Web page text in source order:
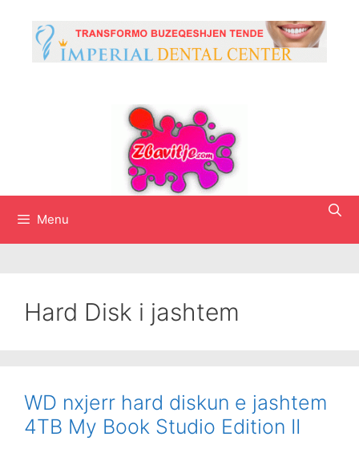
content
Menu
Hard Disk i jashtem
WD nxjerr hard diskun e jashtem
4TB My Book Studio Edition II